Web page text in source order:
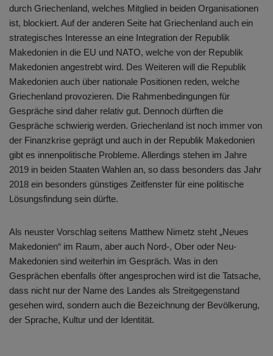
durch Griechenland, welches Mitglied in beiden Organisationen
ist, blockiert. Auf der anderen Seite hat Griechenland auch ein
strategisches Interesse an eine Integration der Republik
Makedonien in die EU und NATO, welche von der Republik
Makedonien angestrebt wird. Des Weiteren will die Republik
Makedonien auch über nationale Positionen reden, welche
Griechenland provozieren. Die Rahmenbedingungen für
Gespräche sind daher relativ gut. Dennoch dürften die
Gespräche schwierig werden. Griechenland ist noch immer von
der Finanzkrise geprägt und auch in der Republik Makedonien
gibt es innenpolitische Probleme. Allerdings stehen im Jahre
2019 in beiden Staaten Wahlen an, so dass besonders das Jahr
2018 ein besonders günstiges Zeitfenster für eine politische
Lösungsfindung sein dürfte.
Als neuster Vorschlag seitens Matthew Nimetz steht „Neues
Makedonien“ im Raum, aber auch Nord-, Ober oder Neu-
Makedonien sind weiterhin im Gespräch. Was in den
Gesprächen ebenfalls öfter angesprochen wird ist die Tatsache,
dass nicht nur der Name des Landes als Streitgegenstand
gesehen wird, sondern auch die Bezeichnung der Bevölkerung,
der Sprache, Kultur und der Identität.